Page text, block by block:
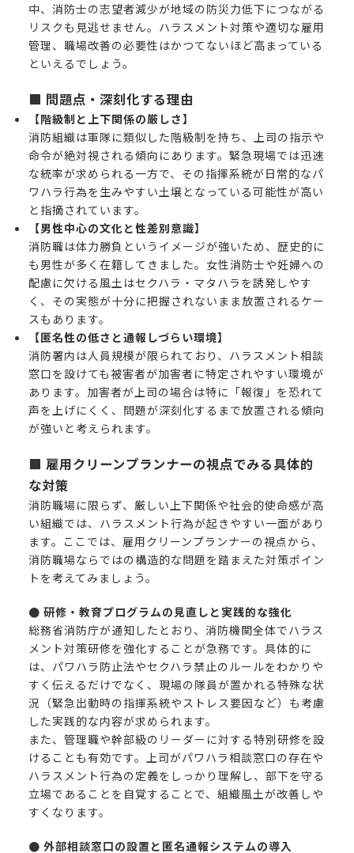
中、消防士の志望者減少が地域の防災力低下につながる
リスクも見逃せません。ハラスメント対策や適切な雇用
管理、職場改善の必要性はかつてないほど高まっている
といえるでしょう。
■ 問題点・深刻化する理由
【階級制と上下関係の厳しさ】
消防組織は軍隊に類似した階級制を持ち、上司の指示や
命令が絶対視される傾向にあります。緊急現場では迅速
な統率が求められる一方で、その指揮系統が日常的なパ
ワハラ行為を生みやすい土壌となっている可能性が高い
と指摘されています。
【男性中心の文化と性差別意識】
消防職は体力勝負というイメージが強いため、歴史的に
も男性が多く在籍してきました。女性消防士や妊婦への
配慮に欠ける風土はセクハラ・マタハラを誘発しやす
く、その実態が十分に把握されないまま放置されるケー
スもあります。
【匿名性の低さと通報しづらい環境】
消防署内は人員規模が限られており、ハラスメント相談
窓口を設けても被害者が加害者に特定されやすい環境が
あります。加害者が上司の場合は特に「報復」を恐れて
声を上げにくく、問題が深刻化するまで放置される傾向
が強いと考えられます。
■ 雇用クリーンプランナーの視点でみる具体的
な対策
消防職場に限らず、厳しい上下関係や社会的使命感が高
い組織では、ハラスメント行為が起きやすい一面があり
ます。ここでは、雇用クリーンプランナーの視点から、
消防職場ならではの構造的な問題を踏まえた対策ポイン
トを考えてみましょう。
● 研修・教育プログラムの見直しと実践的な強化
総務省消防庁が通知したとおり、消防機関全体でハラス
メント対策研修を強化することが急務です。具体的に
は、パワハラ防止法やセクハラ禁止のルールをわかりや
すく伝えるだけでなく、現場の隊員が置かれる特殊な状
況（緊急出動時の指揮系統やストレス要因など）も考慮
した実践的な内容が求められます。
また、管理職や幹部級のリーダーに対する特別研修を設
けることも有効です。上司がパワハラ相談窓口の存在や
ハラスメント行為の定義をしっかり理解し、部下を守る
立場であることを自覚することで、組織風土が改善しや
すくなります。
● 外部相談窓口の設置と匿名通報システムの導入